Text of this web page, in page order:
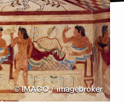
©IMAGO / imagebroker